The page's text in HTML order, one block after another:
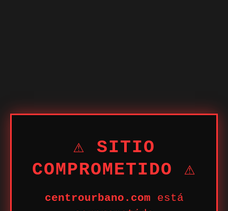
⚠ SITIO
COMPROMETIDO ⚠
centrourbano.com está